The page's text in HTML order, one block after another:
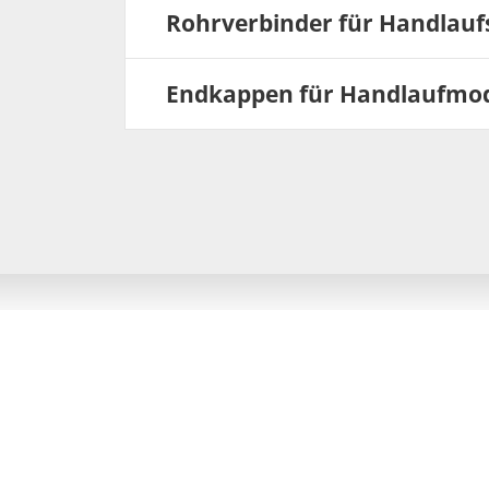
Rohrverbinder für
Endkappen für